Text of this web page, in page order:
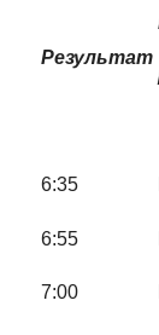
Результат
6:35
6:55
7:00